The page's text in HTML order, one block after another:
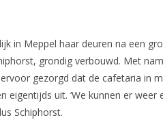
in Meppel haar deuren na een
grondig verbouwd. Met
gezorgd dat de cafetaria in
uit. ‘We kunnen er weer
Schiphorst.